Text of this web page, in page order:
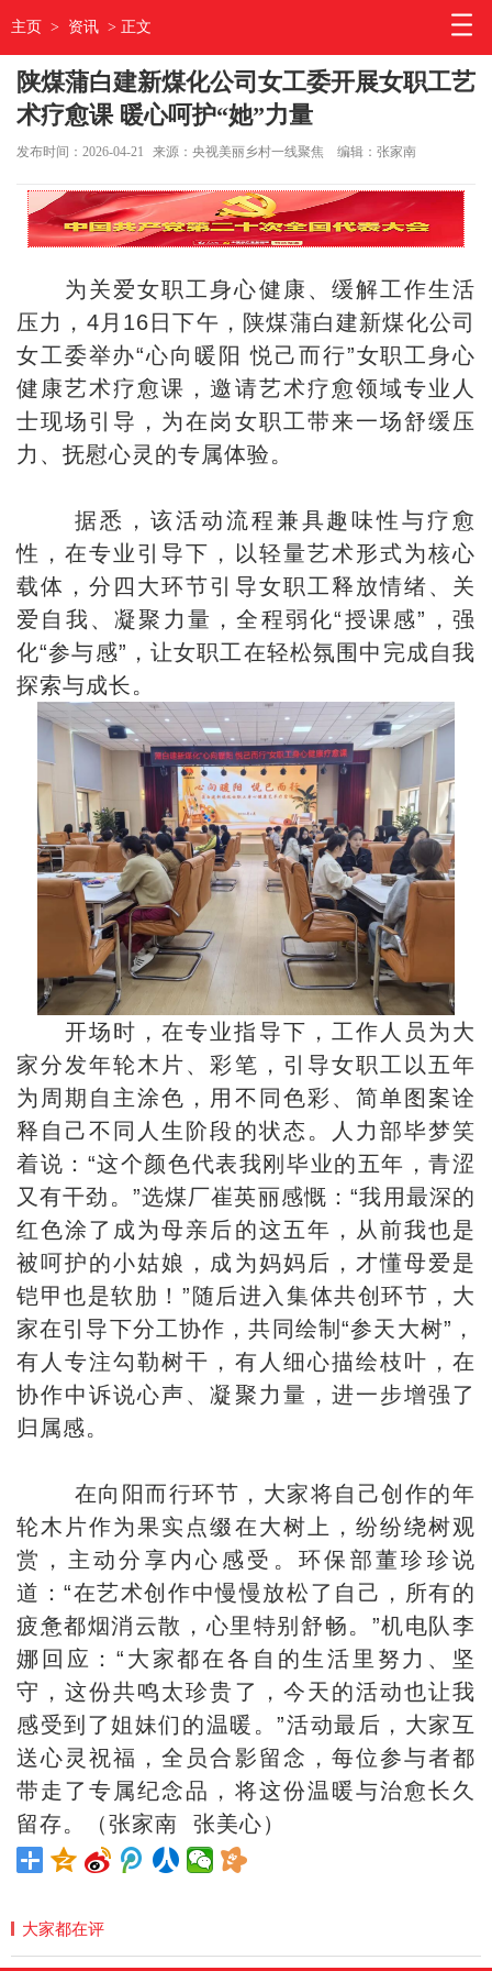
主页 > 资讯 > 正文
陕煤蒲白建新煤化公司女工委开展女职工艺
术疗愈课 暖心呵护“她”力量
发布时间：2026-04-21 来源：央视美丽乡村一线聚焦 编辑：张家南
为关爱女职工身心健康、缓解工作生活
压力，4月16日下午，陕煤蒲白建新煤化公司
女工委举办“心向暖阳 悦己而行”女职工身心
健康艺术疗愈课，邀请艺术疗愈领域专业人
士现场引导，为在岗女职工带来一场舒缓压
力、抚慰心灵的专属体验。
据悉，该活动流程兼具趣味性与疗愈
性，在专业引导下，以轻量艺术形式为核心
载体，分四大环节引导女职工释放情绪、关
爱自我、凝聚力量，全程弱化“授课感”，强
化“参与感”，让女职工在轻松氛围中完成自我
探索与成长。
开场时，在专业指导下，工作人员为大
家分发年轮木片、彩笔，引导女职工以五年
为周期自主涂色，用不同色彩、简单图案诠
释自己不同人生阶段的状态。人力部毕梦笑
着说：“这个颜色代表我刚毕业的五年，青涩
又有干劲。”选煤厂崔英丽感慨：“我用最深的
红色涂了成为母亲后的这五年，从前我也是
被呵护的小姑娘，成为妈妈后，才懂母爱是
铠甲也是软肋！”随后进入集体共创环节，大
家在引导下分工协作，共同绘制“参天大树”，
有人专注勾勒树干，有人细心描绘枝叶，在
协作中诉说心声、凝聚力量，进一步增强了
归属感。
在向阳而行环节，大家将自己创作的年
轮木片作为果实点缀在大树上，纷纷绕树观
赏，主动分享内心感受。环保部董珍珍说
道：“在艺术创作中慢慢放松了自己，所有的
疲惫都烟消云散，心里特别舒畅。”机电队李
娜回应：“大家都在各自的生活里努力、坚
守，这份共鸣太珍贵了，今天的活动也让我
感受到了姐妹们的温暖。”活动最后，大家互
送心灵祝福，全员合影留念，每位参与者都
带走了专属纪念品，将这份温暖与治愈长久
留存。（张家南 张美心）
大家都在评